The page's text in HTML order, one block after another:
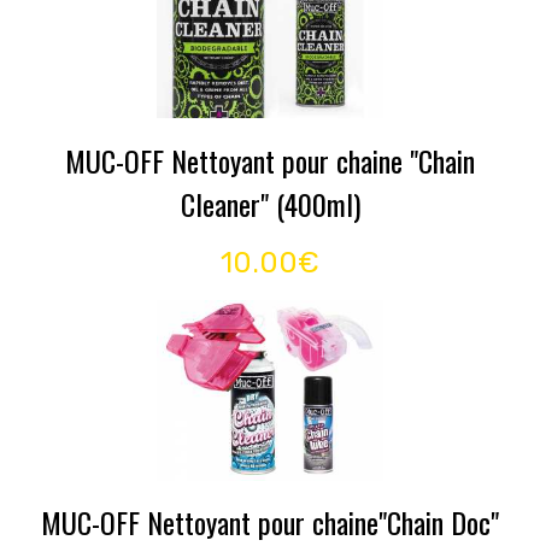
MUC-OFF Nettoyant pour chaine "Chain
Cleaner" (400ml)
10.00€
MUC-OFF Nettoyant pour chaine"Chain Doc"